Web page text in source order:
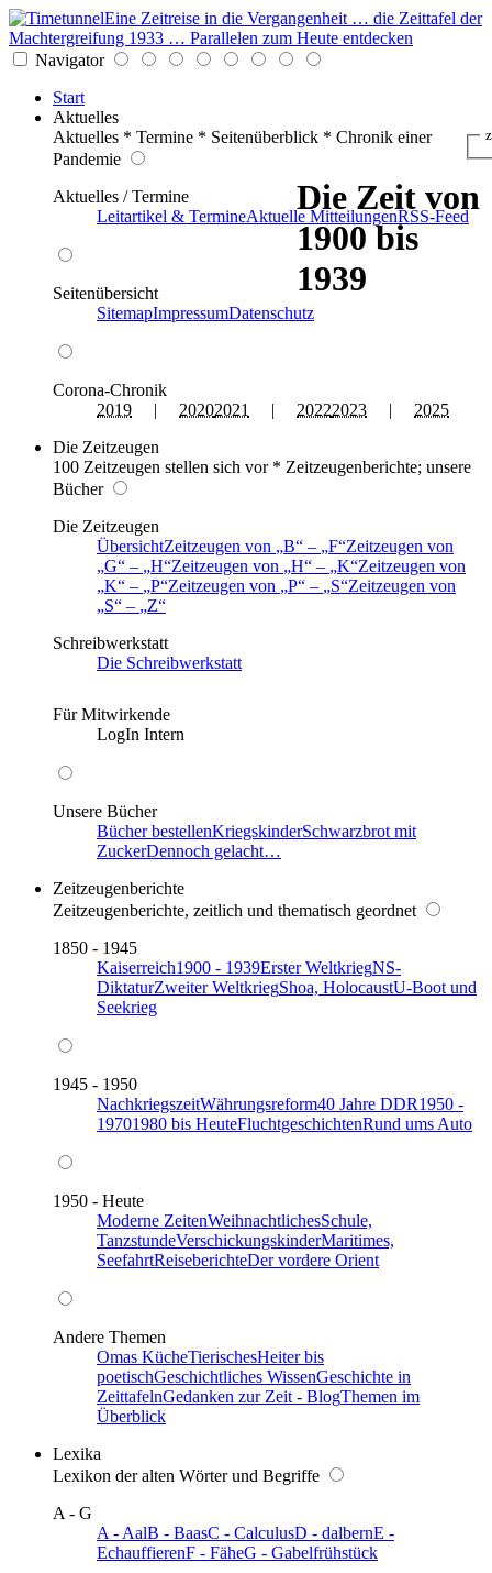
Eine Zeitreise in die Vergangenheit … die Zeittafel der
Machtergreifung 1933 … Parallelen zum Heute entdecken
Navigator
Start
Aktuelles
Aktuelles * Termine * Seitenüberblick * Chronik einer
Pandemie
Aktuelles / Termine
Leitartikel & TermineAktuelle MitteilungenRSS-Feed
Seitenübersicht
SitemapImpressumDatenschutz
Corona-Chronik
2019 | 20202021 | 20222023 | 2025
Die Zeitzeugen
100 Zeitzeugen stellen sich vor * Zeitzeugenberichte; unsere
Bücher
Die Zeitzeugen
ÜbersichtZeitzeugen von B – F Zeitzeugen von
G
– H Zeitzeugen von H – K Zeitzeugen von
K
– P Zeitzeugen von P – S Zeitzeugen von
S
–
Z
Schreibwerkstatt
Die Schreibwerkstatt
Für Mitwirkende
LogIn Intern
Unsere Bücher
Bücher bestellenKriegskinderSchwarzbrot mit
ZuckerDennoch gelacht…
Zeitzeugenberichte
Zeitzeugenberichte, zeitlich und thematisch geordnet
1850 - 1945
Kaiserreich1900 - 1939Erster WeltkriegNS-
DiktaturZweiter WeltkriegShoa, HolocaustU-Boot und
Seekrieg
1945 - 1950
NachkriegszeitWährungsreform40 Jahre DDR1950 -
19701980 bis HeuteFluchtgeschichtenRund ums Auto
1950 - Heute
Moderne ZeitenWeihnachtlichesSchule,
TanzstundeVerschickungskinderMaritimes,
SeefahrtReiseberichteDer vordere Orient
Andere Themen
Omas KücheTierischesHeiter bis
poetischGeschichtliches WissenGeschichte in
ZeittafelnGedanken zur Zeit - BlogThemen im
Überblick
Lexika
Lexikon der alten Wörter und Begriffe
A - G
A - AalB - BaasC - CalculusD - dalbernE -
EchauffierenF - FäheG - Gabelfrühstück
Die Zeit von
1900 bis
1939